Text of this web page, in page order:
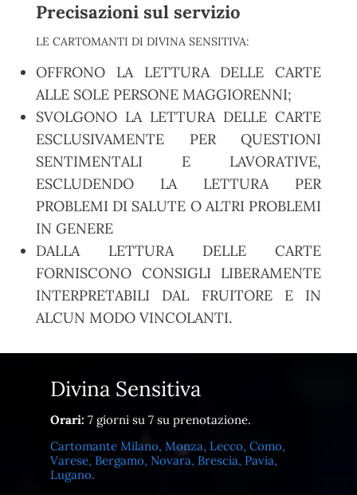
Precisazioni sul servizio
LE CARTOMANTI DI DIVINA SENSITIVA:
OFFRONO LA LETTURA DELLE CARTE
ALLE SOLE PERSONE MAGGIORENNI;
SVOLGONO LA LETTURA DELLE CARTE
ESCLUSIVAMENTE PER QUESTIONI
SENTIMENTALI E LAVORATIVE,
ESCLUDENDO LA LETTURA PER
PROBLEMI DI SALUTE O ALTRI PROBLEMI
IN GENERE
DALLA LETTURA DELLE CARTE
FORNISCONO CONSIGLI LIBERAMENTE
INTERPRETABILI DAL FRUITORE E IN
ALCUN MODO VINCOLANTI.
Divina Sensitiva
Orari: 7 giorni su 7 su prenotazione.
Cartomante Milano, Monza, Lecco, Como,
Varese, Bergamo, Novara, Brescia, Pavia,
Lugano.